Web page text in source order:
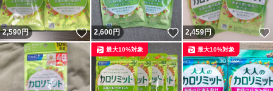
2,590円 いいね！
2,600円 いいね！
2,459円
最大10%対象 最大10%対象